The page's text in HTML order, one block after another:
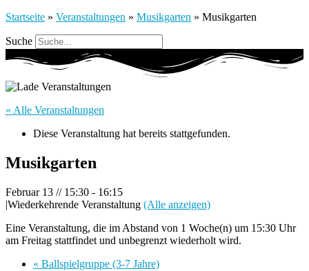
Startseite » Veranstaltungen » Musikgarten » Musikgarten
Suche
« Alle Veranstaltungen
Diese Veranstaltung hat bereits stattgefunden.
Musikgarten
Februar 13 // 15:30 - 16:15
|Wiederkehrende Veranstaltung (Alle anzeigen)
Eine Veranstaltung, die im Abstand von 1 Woche(n) um 15:30 Uhr
am Freitag stattfindet und unbegrenzt wiederholt wird.
« Ballspielgruppe (3-7 Jahre)